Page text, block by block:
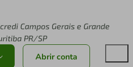
Campos Gerais e Grande
PR/SP
Abrir conta